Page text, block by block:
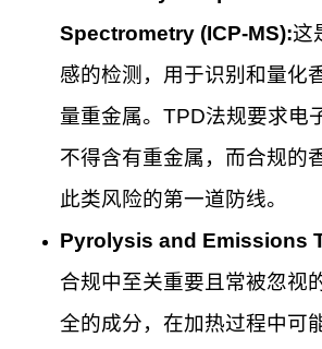
Spectrometry (ICP-MS):这
感的检测，用于识别和量化
量重金属。TPD法规要求电
不得含有重金属，而合规的
此类风险的第一道防线。
Pyrolysis and Emissions
合规中至关重要且常被忽视
全的成分，在加热过程中可